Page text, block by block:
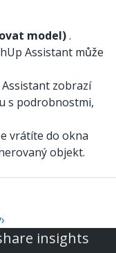
model).
Assistant může
zobrazí
s podrobnostmi,
vrátíte do okna
objekt.
›
insights